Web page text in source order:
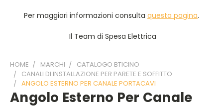
Per maggiori informazioni consulta questa pagina.
Il Team di Spesa Elettrica
HOME MARCHI
CATALOGO BTICINO
CANALI DI INSTALLAZIONE PER PARETE E SOFFITTO
ANGOLO ESTERNO PER CANALE PORTACAVI
Angolo Esterno Per Canale